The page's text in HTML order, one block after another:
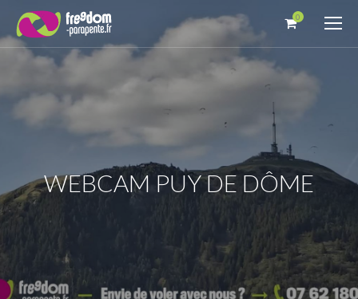
0
WEBCAM PUY DE DÔME